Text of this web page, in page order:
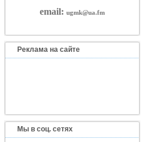
email: ugmk@ua.fm
Реклама на сайте
Мы в соц. сетях